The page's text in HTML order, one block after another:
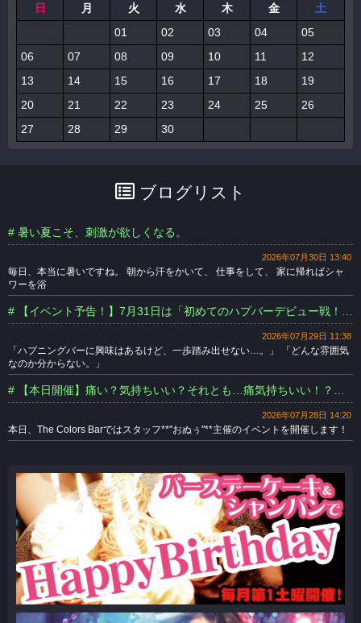
日 月 火 水 木 金
土
01
02 03 04
05
06
07 08 09 10 11
12
13
14 15 16 17 18
19
20
21 22 23 24 25
26
27
28 29 30
ブログリスト
# 暑い夏こそ、刺激が欲しくなる。
2026年07月30日 13:40
毎日、本当に暑いですね。 朝から汗をかいて、 仕事をして、 家に帰ればシャ
ワーを浴
2026年07月29日 11:38
「ハプニングバーに興味はあるけど、一歩踏み出せない…。」 「どんな雰囲気
なのか分からない。」
2026年07月28日 14:20
本日、The Colors Barではスタッフ**"おぬぅ"**主催のイベントを開催します！